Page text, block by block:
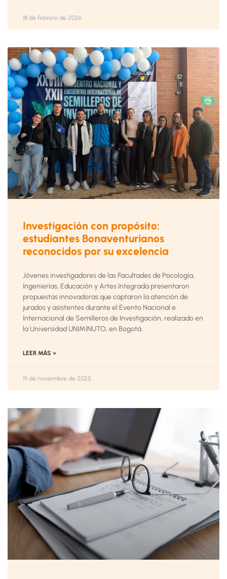
18 de febrero de 2026
Investigación con propósito:
estudiantes Bonaventurianos
reconocidos por su excelencia
Jóvenes investigadores de las Facultades de Psicología,
Ingenierías, Educación y Artes Integrada presentaron
propuestas innovadoras que captaron la atención de
jurados y asistentes durante el Evento Nacional e
Internacional de Semilleros de Investigación, realizado en
la Universidad UNIMINUTO, en Bogotá.
LEER MÁS »
19 de noviembre de 2025